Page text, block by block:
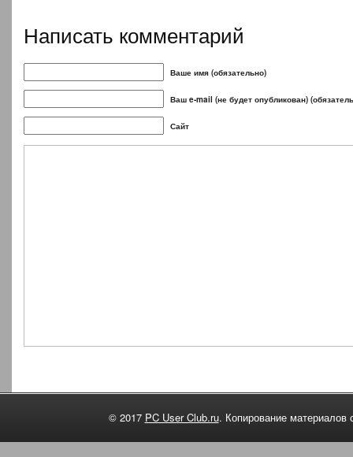
Написать комментарий
Ваше имя (обязательно)
Ваш e-mail (не будет опубликован)
Сайт
© 2017 PC User Club.ru. Копирование материалов